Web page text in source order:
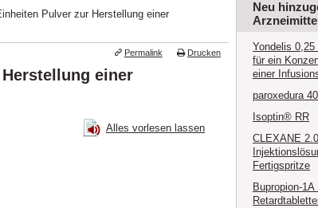
Pulver zur Herstellung einer
einer
Alles vorlesen lassen
Permalink Drucken
Neu
Yondelis
für ein
einer
paroxedura
Isoptin® RR
CLEXANE
Fertigspritze
Bupropion-1A